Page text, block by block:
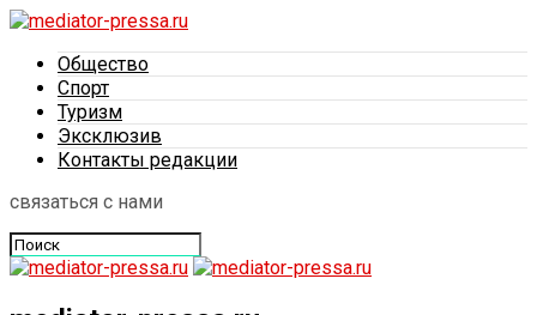
Общество
Спорт
Туризм
Эксклюзив
Контакты редакции
связаться с нами